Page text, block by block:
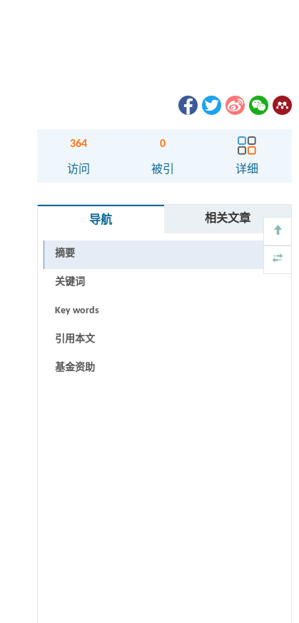
364
访问
0
被引 详细
导航 相关文章
摘要
关键词
Key words
引用本文
基金资助